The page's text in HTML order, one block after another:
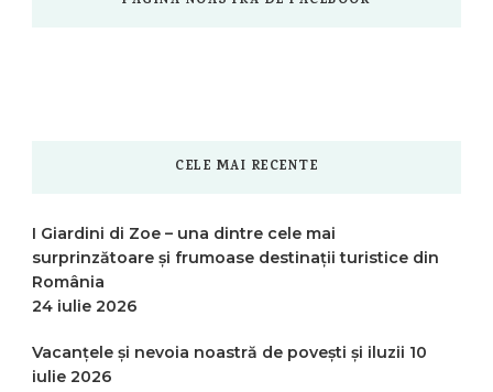
CELE MAI RECENTE
I Giardini di Zoe – una dintre cele mai
surprinzătoare și frumoase destinații turistice din
România
24 iulie 2026
Vacanțele și nevoia noastră de povești și iluzii 10
iulie 2026